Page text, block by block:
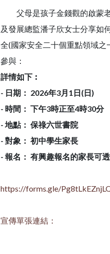
父母是孩子金錢觀的啟蒙老
及發展總監潘子欣女士分享如
全(國家安全二十個重點領域
參與：
詳情如下︰
- 日期： 2026年3月1日(日)
- 時間： 下午3時正至4時30分
- 地點： 保祿六世書院
- 對象： 初中學生家長
- 報名： 有興趣報名的家長可
https://forms.gle/
宣傳單張連結：